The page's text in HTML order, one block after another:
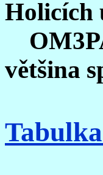
Holicích
většina